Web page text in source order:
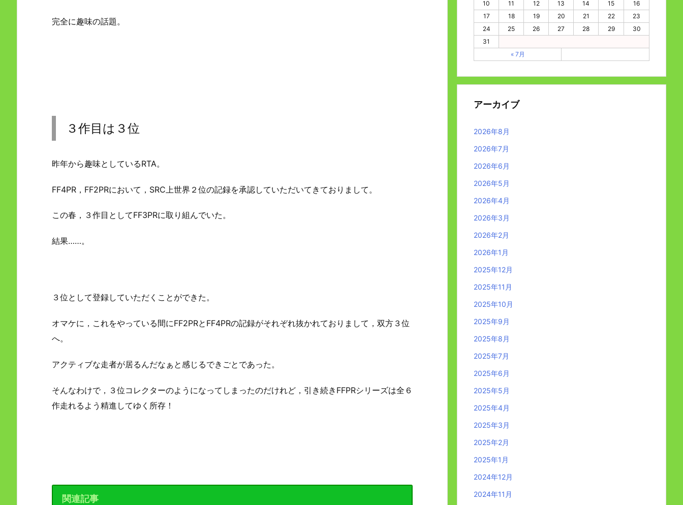
完全に趣味の話題。
３作目は３位
昨年から趣味としているRTA。
FF4PR，FF2PRにおいて，SRC上世界２位の記録を承認していただいてきておりまして。
この春，３作目としてFF3PRに取り組んでいた。
結果……。
３位として登録していただくことができた。
オマケに，これをやっている間にFF2PRとFF4PRの記録がそれぞれ抜かれておりまして，双方３位
へ。
アクティブな走者が居るんだなぁと感じるできごとであった。
そんなわけで，３位コレクターのようになってしまったのだけれど，引き続きFFPRシリーズは全６
作走れるよう精進してゆく所存！
関連記事
10
11 12 13 14 15
16
17
18 19 20 21 22
23
24
25 26 27 28 29
30
31
« 7月
アーカイブ
2026年8月
2026年7月
2026年6月
2026年5月
2026年4月
2026年3月
2026年2月
2026年1月
2025年12月
2025年11月
2025年10月
2025年9月
2025年8月
2025年7月
2025年6月
2025年5月
2025年4月
2025年3月
2025年2月
2025年1月
2024年12月
2024年11月